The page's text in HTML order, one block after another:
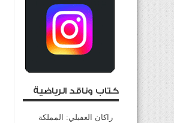
كتاب وناقد الرياضية
راكان الغفيلي: المملكة